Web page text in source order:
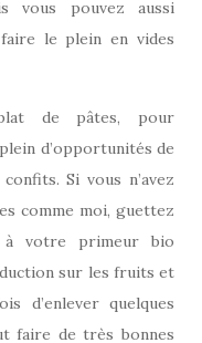
vous pouvez aussi
le plein en vides
de pâtes, pour
d’opportunités de
Si vous n’avez
comme moi, guettez
à votre primeur bio
sur les fruits et
d’enlever quelques
faire de très bonnes